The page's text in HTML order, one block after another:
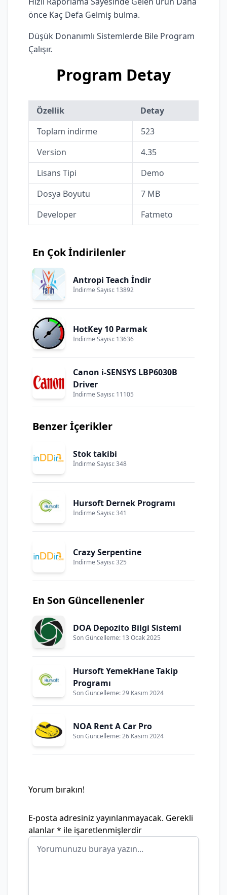
önce Kaç Defa Gelmiş bulma.
Düşük Donanımlı Sistemlerde Bile Program
Çalışır.
Program Detay
Özellik
Detay
Toplam indirme
523
Version
4.35
Lisans Tipi
Demo
Dosya Boyutu
7 MB
Developer
Fatmeto
En Çok İndirilenler
Antropi Teach İndir
İndirme Sayısı: 13892
HotKey 10 Parmak
İndirme Sayısı: 13636
Canon i-SENSYS LBP6030B
Driver
İndirme Sayısı: 11105
Benzer İçerikler
Stok takibi
İndirme Sayısı: 348
Hursoft Dernek Programı
İndirme Sayısı: 341
Crazy Serpentine
İndirme Sayısı: 325
En Son Güncellenenler
DOA Depozito Bilgi Sistemi
Son Güncelleme: 13 Ocak 2025
Hursoft YemekHane Takip
Programı
Son Güncelleme: 29 Kasım 2024
NOA Rent A Car Pro
Son Güncelleme: 26 Kasım 2024
Yorum bırakın!
E-posta adresiniz yayınlanmayacak. Gerekli
alanlar* ile işaretlenmişlerdir